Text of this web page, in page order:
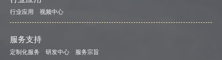
行业应用 视频中心
服务支持
定制化服务 研发中心 服务宗旨